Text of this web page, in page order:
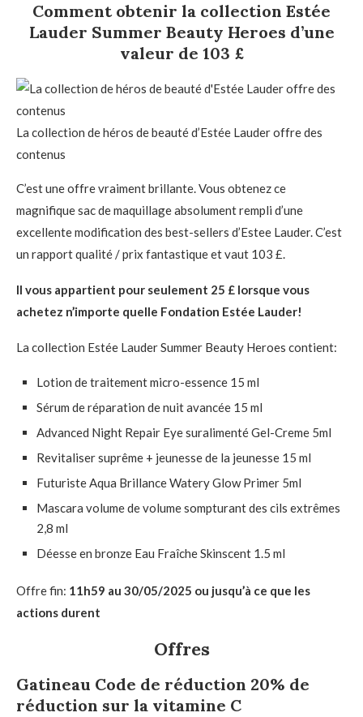
Comment obtenir la collection Estée
Lauder Summer Beauty Heroes d’une
valeur de 103 £
La collection de héros de beauté d’Estée Lauder offre des
contenus
C’est une offre vraiment brillante. Vous obtenez ce
magnifique sac de maquillage absolument rempli d’une
excellente modification des best-sellers d’Estee Lauder. C’est
un rapport qualité / prix fantastique et vaut 103 £.
Il vous appartient pour seulement 25 £ lorsque vous
achetez n’importe quelle Fondation Estée Lauder!
La collection Estée Lauder Summer Beauty Heroes contient:
Lotion de traitement micro-essence 15 ml
Sérum de réparation de nuit avancée 15 ml
Advanced Night Repair Eye suralimenté Gel-Creme 5ml
Revitaliser suprême + jeunesse de la jeunesse 15 ml
Futuriste Aqua Brillance Watery Glow Primer 5ml
Mascara volume de volume sompturant des cils extrêmes
2,8 ml
Déesse en bronze Eau Fraîche Skinscent 1.5 ml
Offre fin: 11h59 au 30/05/2025 ou jusqu’à ce que les
actions durent
Offres
Gatineau Code de réduction 20% de
réduction sur la vitamine C